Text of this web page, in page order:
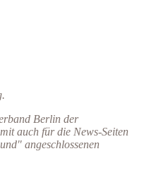
Berlin der
auch für die News-Seiten
angeschlossenen